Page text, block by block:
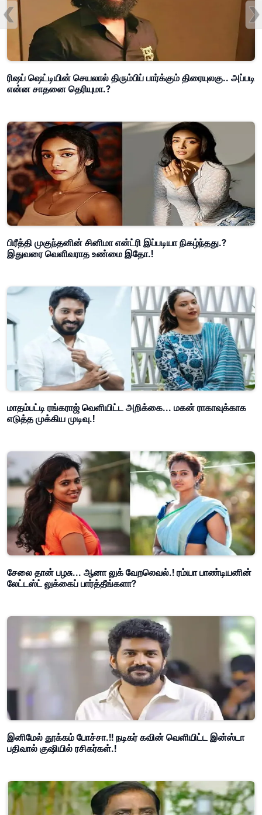
ரிஷப் ஷெட்டியின் செயலால் திரும்பிப் பார்க்கும் திரையுலகு.. அப்படி
என்ன சாதனை தெரியுமா.?
பிரீத்தி முகுந்தனின் சினிமா என்ட்ரி இப்படியா நிகழ்ந்தது.?
இதுவரை வெளிவராத உண்மை இதோ.!
மாதம்பட்டி ரங்கராஜ் வெளியிட்ட அறிக்கை... மகன் ராகாவுக்காக
எடுத்த முக்கிய முடிவு.!
சேலை தான் பழசு... ஆனா லுக் வேறலெவல்.! ரம்யா பாண்டியனின்
லேட்டஸ்ட் லுக்கைப் பார்த்தீங்களா?
இனிமேல் தூக்கம் போச்சா.!! நடிகர் கவின் வெளியிட்ட இன்ஸ்டா
பதிவால் குஷியில் ரசிகர்கள்.!